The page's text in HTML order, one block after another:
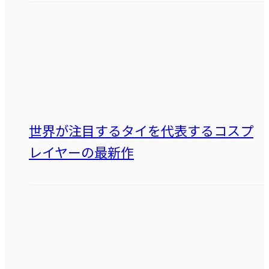
世界が注目するタイを代表するコスプ
レイヤーの最新作